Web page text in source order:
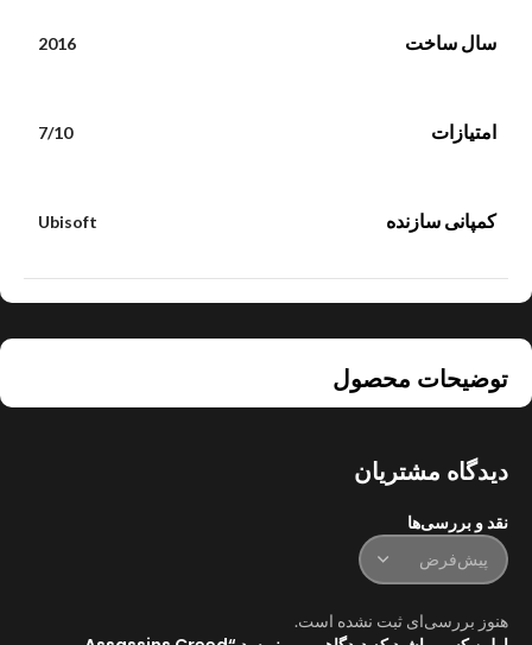
توضیحات محصول
سال ساخت 2016
امتیازات 7/10
کمپانی سازنده Ubisoft
دیدگاه مشتریان
نقد و بررسی‌ها
هنوز بررسی‌ای ثبت نشده است.